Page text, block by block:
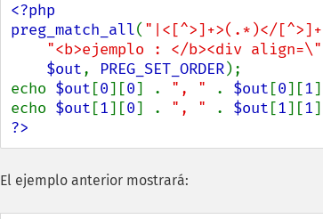
<?php
preg_match_all( "|<[^>]+>(.*)</
"<b>ejemplo : </b><div
$out, PREG_SET_ORDER);
echo $out [0][0] . ", " . $out [0][1
echo $out [1][0] . ", " . $out [1][1
?>
El ejemplo anterior mostrará: